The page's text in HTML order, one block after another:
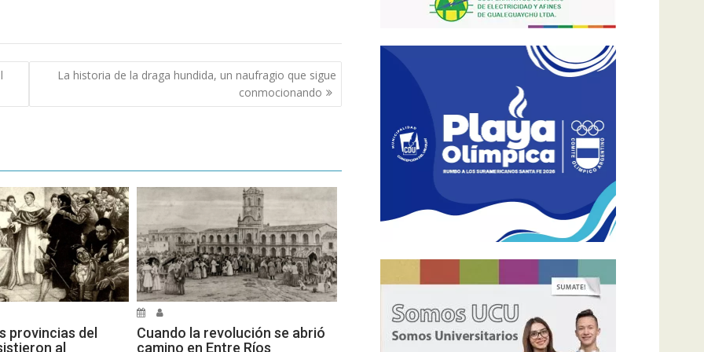
La historia de la draga hundida, un naufragio que sigue
conmocionando
provincias del
al
Cuando la revolución se abrió
camino en Entre Ríos